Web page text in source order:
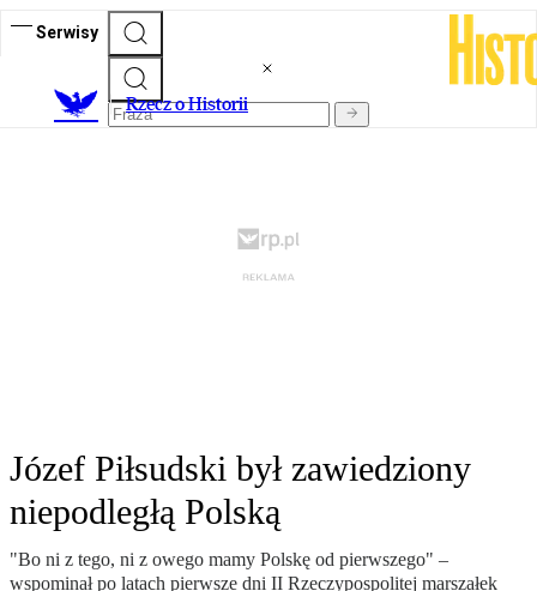
Serwisy
Rzecz o Historii
Józef Piłsudski był zawiedziony
niepodległą Polską
"Bo ni z tego, ni z owego mamy Polskę od pierwszego" –
wspominał po latach pierwsze dni II Rzeczypospolitej marszałek